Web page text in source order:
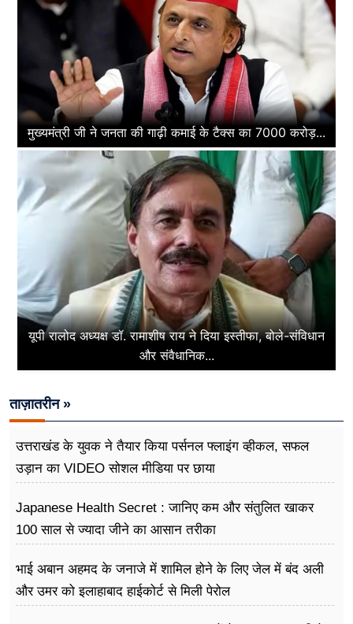
मुख्यमंत्री जी ने जनता की गाढ़ी कमाई के टैक्स का 7000 करोड़...
यूपी रालोद अध्यक्ष डॉ. रामाशीष राय ने दिया इस्तीफा, बोले-संविधान
और संवैधानिक...
ताज़ातरीन »
उत्तराखंड के युवक ने तैयार किया पर्सनल फ्लाइंग व्हीकल, सफल
उड़ान का VIDEO सोशल मीडिया पर छाया
Japanese Health Secret : जानिए कम और संतुलित खाकर
100 साल से ज्यादा जीने का आसान तरीका
भाई अबान अहमद के जनाजे में शामिल होने के लिए जेल में बंद अली
और उमर को इलाहाबाद हाईकोर्ट से मिली पेरोल